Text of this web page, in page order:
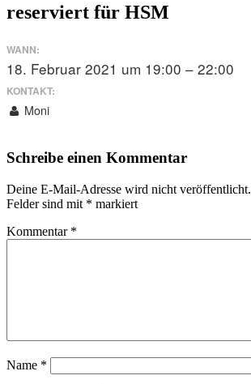
reserviert für HSM
WANN:
18. Februar 2021 um 19:00 – 22:00
KONTAKT:
Moni
Schreibe einen Kommentar
Deine E-Mail-Adresse wird nicht veröffentlicht.
Felder sind mit * markiert
Kommentar *
Name *